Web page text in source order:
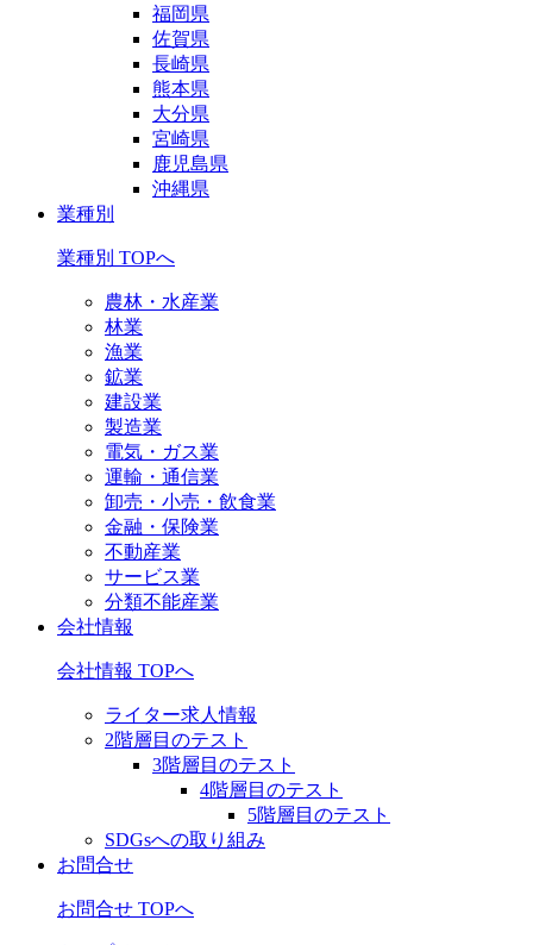
福岡県
佐賀県
長崎県
熊本県
大分県
宮崎県
鹿児島県
沖縄県
業種別
業種別 TOPへ
農林・水産業
林業
漁業
鉱業
建設業
製造業
電気・ガス業
運輸・通信業
卸売・小売・飲食業
金融・保険業
不動産業
サービス業
分類不能産業
会社情報
会社情報 TOPへ
ライター求人情報
2階層目のテスト
3階層目のテスト
4階層目のテスト
5階層目のテスト
SDGsへの取り組み
お問合せ
お問合せ TOPへ